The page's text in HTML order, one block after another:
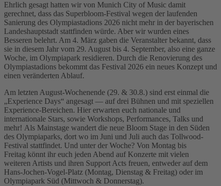
Ehrlich gesagt hatten wir von Munich City of Music damit
gerechnet, dass das Superbloom-Festival wegen der laufenden
Sanierung des Olympiastadions 2026 nicht mehr in der bayerischen
Landeshauptstadt stattfinden würde. Aber wir wurden eines
Besseren belehrt. Am 4. März gaben die Veranstalter bekannt, dass
sie in diesem Jahr vom 29. August bis 4. September, also eine ganze
Woche, im Olympiapark residieren. Durch die Renovierung des
Olympiastadions bekommt das Festival 2026 ein neues Konzept und
einen veränderten Ablauf.
Am letzten August-Wochenende (29. & 30.8.) sind erst einmal die
„Experience Days“ angesagt — auf drei Bühnen und mit speziellen
Experience-Bereichen. Hier erwarten euch nationale und
internationale Stars, sowie Workshops, Performances, Talks und
mehr! Als Mainstage wandert die neue Bloom Stage in den Süden
des Olympiaparks, dort wo im Juni und Juli auch das Tollwood-
Festival stattfindet. Und unter der Woche? Von Montag bis
Freitag könnt ihr euch jeden Abend auf Konzerte mit vielen
weiteren Artists und ihren Support Acts freuen, entweder auf dem
Hans-Jochen-Vogel-Platz (Montag, Dienstag & Freitag) oder im
Olympiapark Süd (Mittwoch & Donnerstag).